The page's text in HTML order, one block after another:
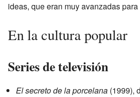
ideas, que eran muy avanzadas
En la cultura popular
Series de televisión
El secreto de la porcelana (1999),